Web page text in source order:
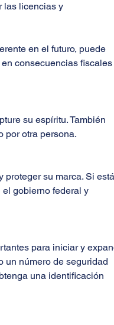
las licencias y
en el futuro, puede
consecuencias fiscales
su espíritu. También
por otra persona.
proteger su marca. Si está
gobierno federal y
para iniciar y
un número de seguridad
una identificación